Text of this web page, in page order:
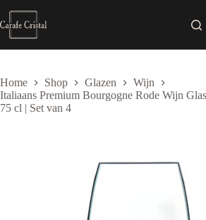
to
content
Home Shop Glazen
Wijn
Italiaans Premium Bourgogne Rode Wijn
75 cl | Set van 4